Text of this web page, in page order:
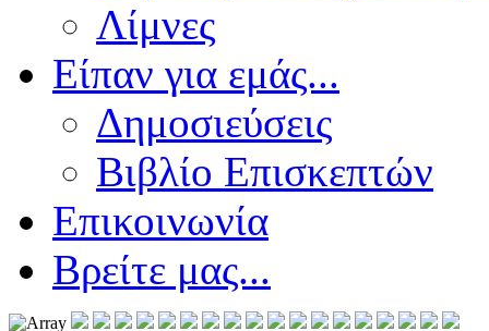
Λίμνες
Είπαν για εμάς...
Δημοσιεύσεις
Βιβλίο Επισκεπτών
Επικοινωνία
Βρείτε μας...